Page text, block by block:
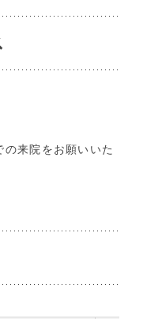
来院をお願いいた